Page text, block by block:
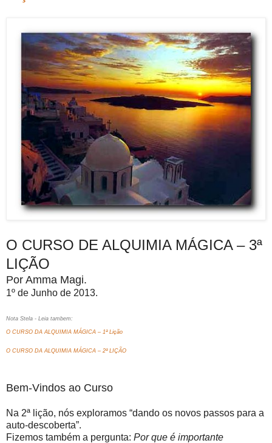
O CURSO DE ALQUIMIA MÁGICA – 3ª
LIÇÃO
Por Amma Magi.
1º de Junho de 2013.
Nota Stela - Leia tambem:
O CURSO DA ALQUIMIA MÁGICA – 1ª Lição
O CURSO DA ALQUIMIA MÁGICA – 2ª LIÇÃO
Bem-Vindos ao Curso
Na 2ª lição, nós exploramos “dando os novos passos para a
auto-descoberta”.
Fizemos também a pergunta: Por que é importante